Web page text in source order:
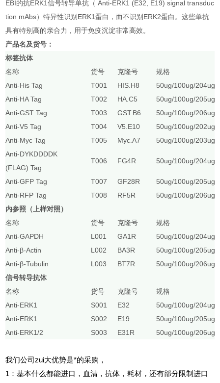
EBI的抗ERK1信号转导单抗（ Anti-ERK1 (E32, E19) signal transduc
tion mAbs）特异性识别ERK1蛋白，而不识别ERK2蛋白。这些单抗
具有特别高的亲合力，用于免疫沉淀非常高效。
产品名及货号：
标签抗体
名称
货号 克隆号
规格
Anti-His Tag
T001 HIS.H8
50ug/100ug/204ug
Anti-HA Tag
T002 HA.C5
50ug/100ug/205ug
Anti-GST Tag
T003 GST.B6
50ug/100ug/206ug
Anti-V5 Tag
T004 V5.E10
50ug/100ug/202ug
Anti-Myc Tag
T005 Myc.A7
50ug/100ug/203ug
Anti-DYKDDDDK
(FLAG) Tag
T006 FG4R 50ug/100ug/204ug
Anti-GFP Tag T007 GF28R
50ug/100ug/205ug
Anti-RFP Tag
T008 RF5R
50ug/100ug/206ug
内参照（上样对照）
名称
货号 克隆号
规格
Anti-GAPDH
L001 GA1R
50ug/100ug/204ug
Anti-β-Actin
L002 BA3R
50ug/100ug/205ug
Anti-β-Tubulin
L003 BT7R
50ug/100ug/206ug
信号转导抗体
名称
货号 克隆号
规格
Anti-ERK1
S001 E32
50ug/100ug/204ug
Anti-ERK1
S002 E19
50ug/100ug/205ug
Anti-ERK1/2
S003 E31R 50ug/100ug/206ug
我们公司zui大优势是*的采购，
1 ：基本什么都能进口，血清，抗体，耗材，还有部分限制进口